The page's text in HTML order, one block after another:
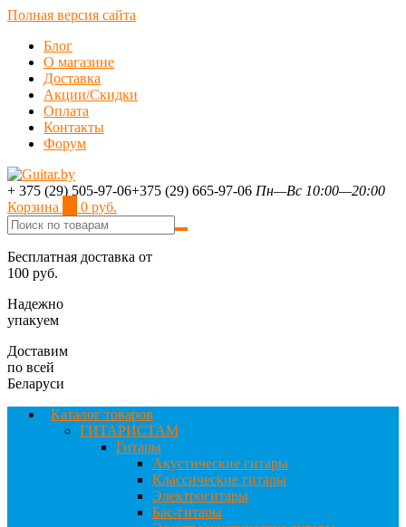
Полная версия сайта
Блог
О магазине
Доставка
Акции/Скидки
Оплата
Контакты
Форум
+ 375 (29) 505-97-06+375 (29) 665-97-06 Пн—Вс 10:00—20:00
Корзина
0 руб.
Бесплатная доставка от
100 руб.
Надежно
упакуем
Доставим
по всей
Беларуси
Каталог товаров
ГИТАРИСТАМ
Гитары
Акустические гитары
Классические гитары
Электрогитары
Бас-гитары